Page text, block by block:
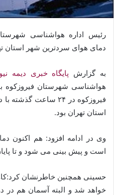
رئیس اداره هواشناسی
دمای هوای سردترین شهر استان تهران به۹ درجه
به گزارش پایگاه خبری دیمه
هواشناسی شهرستان فیروزکوه
استان تهران بود.
است و پیش بینی می شود و تا
حسینی همچنین خاطرنشان
خواهد شد و البته آسمان هم در